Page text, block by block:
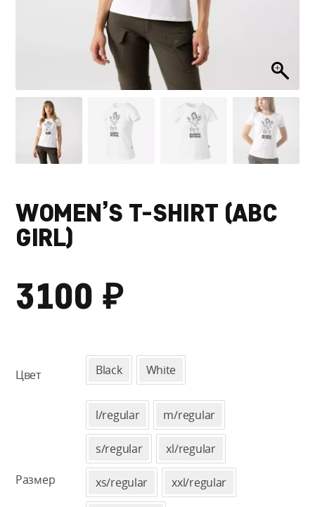
WOMEN’S T-SHIRT (ABC
GIRL)
3100 ₽
Цвет Black White
Размер
l/regular m/regular
s/regular xl/regular
xs/regular xxl/regular